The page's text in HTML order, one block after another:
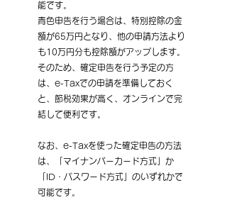
能です。
青色申告を行う場合は、特別控除の金
額が65万円となり、他の申請方法より
も10万円分も控除額がアップします。
そのため、確定申告を行う予定の方
は、e-Taxでの申請を準備しておく
と、節税効果が高く、オンラインで完
結して便利です。
なお、e-Taxを使った確定申告の方法
は、「マイナンバーカード方式」か
「ID・パスワード方式」のいずれかで
可能です。